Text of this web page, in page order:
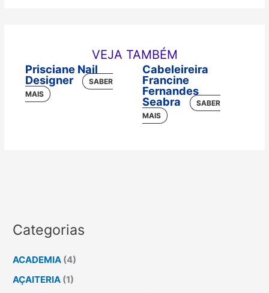
VEJA TAMBÉM
Prisciane Nail
Designer
Cabeleireira
Francine
Fernandes
Seabra
Categorias
ACADEMIA (4)
AÇAITERIA (1)